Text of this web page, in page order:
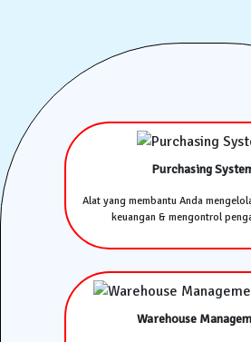
Purchasing
Alat yang membantu Anda
keuangan & mengontrol
Warehouse